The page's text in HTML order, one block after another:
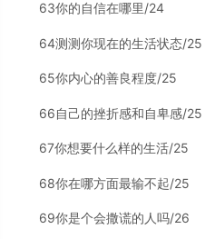
63你的自信在哪里/24
64测测你现在的生活状态/25
65你内心的善良程度/25
66自己的挫折感和自卑感/25
67你想要什么样的生活/25
68你在哪方面最输不起/25
69你是个会撒谎的人吗/26